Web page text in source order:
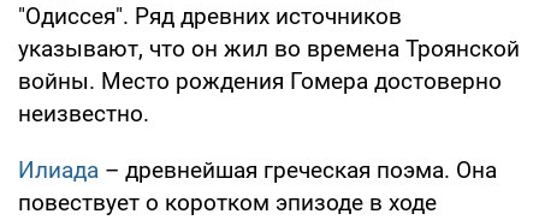
"Одиссея". Ряд древних источников
указывают, что он жил во времена Троянской
войны. Место рождения Гомера достоверно
неизвестно.
Илиада – древнейшая греческая поэма. Она
повествует о коротком эпизоде в ходе